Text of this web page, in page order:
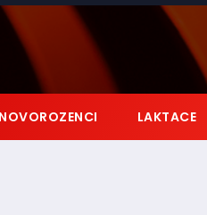
NOVOROZENCI LAKTACE